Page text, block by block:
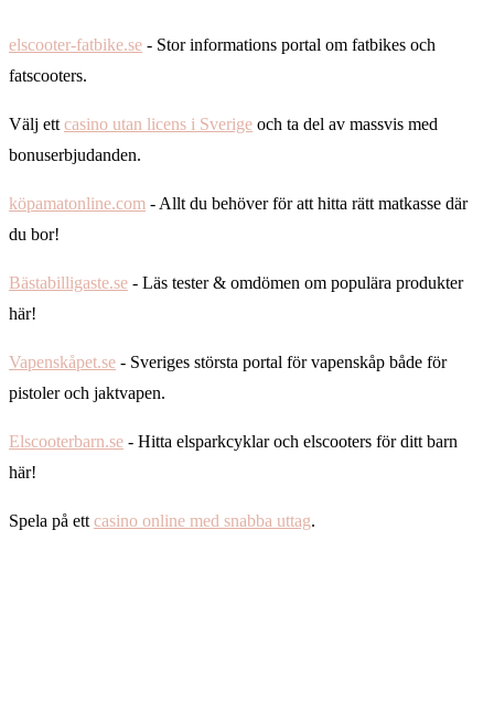
elscooter-fatbike.se - Stor informations portal om fatbikes och
fatscooters.
Välj ett casino utan licens i Sverige och ta del av massvis med
bonuserbjudanden.
köpamatonline.com - Allt du behöver för att hitta rätt matkasse där
du bor!
Bästabilligaste.se - Läs tester & omdömen om populära produkter
här!
Vapenskåpet.se - Sveriges största portal för vapenskåp både för
pistoler och jaktvapen.
Elscooterbarn.se - Hitta elsparkcyklar och elscooters för ditt barn
här!
Spela på ett casino online med snabba uttag.